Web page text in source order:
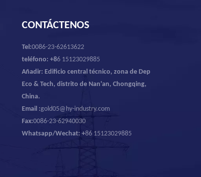
CONTÁCTENOS
Tel:0086-23-62613622
teléfono: +86 15123029885
Añadir: Edificio central técnico, zona de Dep
Eco & Tech, distrito de Nan'an, Chongqing,
China.
Email :gold05@hy-industry.com
Fax:0086-23-62940030
Whatsapp/Wechat: +86 15123029885